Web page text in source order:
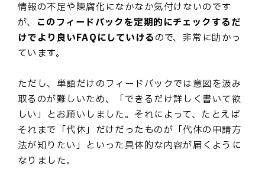
情報の不足や陳腐化になかなか気付けないのです
が、 このフィードバックを定期的にチェックするだ
けでより良いFAQにしていけるので、非常に助かっ
ています。
ただし、単語だけのフィードバックでは意図を汲み
取るのが難しいため、「できるだけ詳しく書いて欲
しい」とお願いしました。それによって、たとえば
それまで「代休」だけだったものが「代休の申請方
法が知りたい」といった具体的な内容が届くように
なりました。